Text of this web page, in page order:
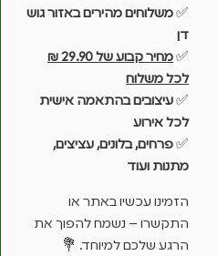
✅משלוחים מהירים באזור גוש
דן
✅
מחיר קבוע של 29.90 ₪
לכל משלוח
✅עיצובים בהתאמה אישית
לכל אירוע
✅פרחים, בלונים, עציצים,
מתנות ועוד
הזמינו עכשיו באתר או
התקשרו – נשמח להפוך את
הרגע שלכם למיוחד. 💐